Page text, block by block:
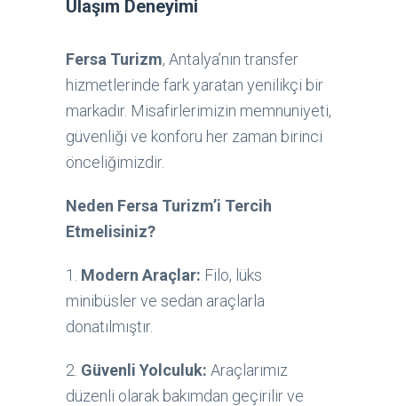
Ulaşım Deneyimi
Fersa Turizm, Antalya’nın transfer
hizmetlerinde fark yaratan yenilikçi bir
markadır. Misafirlerimizin memnuniyeti,
güvenliği ve konforu her zaman birinci
önceliğimizdir.
Neden Fersa Turizm’i Tercih
Etmelisiniz?
1. Modern Araçlar: Filo, lüks
minibüsler ve sedan araçlarla
donatılmıştır.
2. Güvenli Yolculuk: Araçlarımız
düzenli olarak bakımdan geçirilir ve